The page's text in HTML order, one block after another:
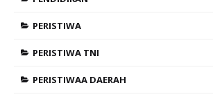
PERISTIWA
PERISTIWA TNI
PERISTIWAA DAERAH